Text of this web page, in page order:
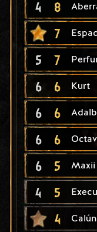
4 8
7
5 7
6 6 Kurt
6 6
6 6
6 5 Maxii
4 5
4